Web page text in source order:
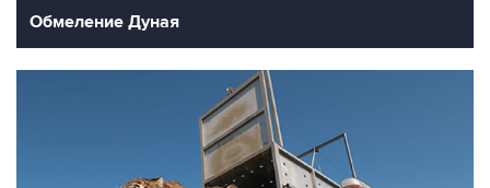
Обмеление Дуная